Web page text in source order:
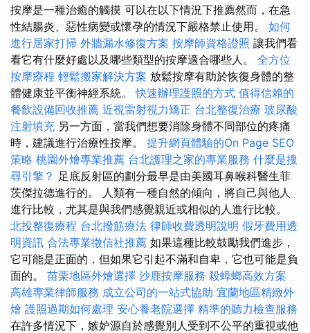
按摩是一種治癒的觸摸 可以在以下情況下推薦然而，在急
性結腸炎、惡性病變或懷孕的情況下嚴格禁止使用。 如何
進行居家打掃 外牆漏水修復方案 按摩師資格證照 讓我們看
看它有什麼好處以及哪些類型的按摩適合哪些人。 全方位
按摩療程 輕鬆搬家解決方案 放鬆按摩有助於恢復身體的整
體健康並平衡神經系統。快速辦理護照的方式 值得信賴的
餐飲設備回收推薦 近視雷射視力矯正 台北整復治療 玻尿酸
注射填充 另一方面，當我們想要消除身體不同部位的疼痛
時，建議進行治療性按摩。 提升網頁體驗的On Page SEO
策略 桃園外燴專業推薦 台北護理之家的專業服務 什麼是搜
尋引擎？ 足底反射區的劃分最早是由美國耳鼻喉科醫生菲
茨傑拉德進行的。 人類有一種自然的傾向，將自己與他人
進行比較，尤其是與我們感覺親近或相似的人進行比較。
北投整復療程 台北撥筋療法 律師收費透明說明 假牙費用透
明資訊 合法專業徵信社推薦 如果這種比較鼓勵我們進步，
它可能是正面的，但如果它引起不滿和自卑，它也可能是負
面的。 苗栗地區外燴選擇 沙鹿按摩服務 殺蟑螂高效方案
高雄專業律師服務 成立公司的一站式協助 宜蘭地區精緻外
燴 護照過期如何處理 安心養老院選擇 精準的聽力檢查服務
在許多情況下，嫉妒源自於感覺別人受到不公平的重視或他